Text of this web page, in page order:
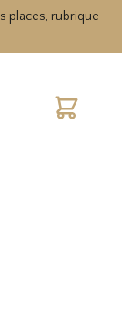
places, rubrique
Cart